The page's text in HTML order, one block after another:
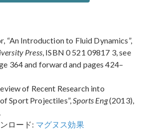
“An Introduction to Fluid Dynamics”,
Press, ISBN 0 521 09817 3, see
364 and forward and pages 424–
of Recent Research into
Sport Projectiles”,Sports Eng(2013),
ロード: マグヌス効果